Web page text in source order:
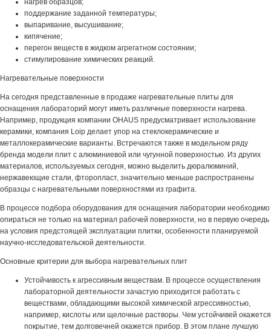
нагрев образцов;
поддержание заданной температуры;
выпаривание, высушивание;
кипячение;
перегон веществ в жидком агрегатном состоянии;
стимулирование химических реакций.
Нагревательные поверхности
На сегодня представленные в продаже нагревательные плиты для
оснащения лабораторий могут иметь различные поверхности нагрева.
Например, продукция компании OHAUS предусматривает использование
керамики, компания Loip делает упор на стеклокерамические и
металлокерамические варианты. Встречаются также в модельном ряду
бренда модели плит с алюминиевой или чугунной поверхностью. Из других
материалов, используемых сегодня, можно выделить дюралюминий,
нержавеющие стали, фторопласт, значительно меньше распространены
образцы с нагревательными поверхностями из графита.
В процессе подбора оборудования для оснащения лаборатории необходимо
опираться не только на материал рабочей поверхности, но в первую очередь
на условия предстоящей эксплуатации плитки, особенности планируемой
научно-исследовательской деятельности.
Основные критерии для выбора нагревательных плит
Устойчивость к агрессивным веществам. В процессе осуществления
лабораторной деятельности зачастую приходится работать с
веществами, обладающими высокой химической агрессивностью,
например, кислоты или щелочные растворы. Чем устойчивей окажется
покрытие, тем долговечней окажется прибор. В этом плане лучшую